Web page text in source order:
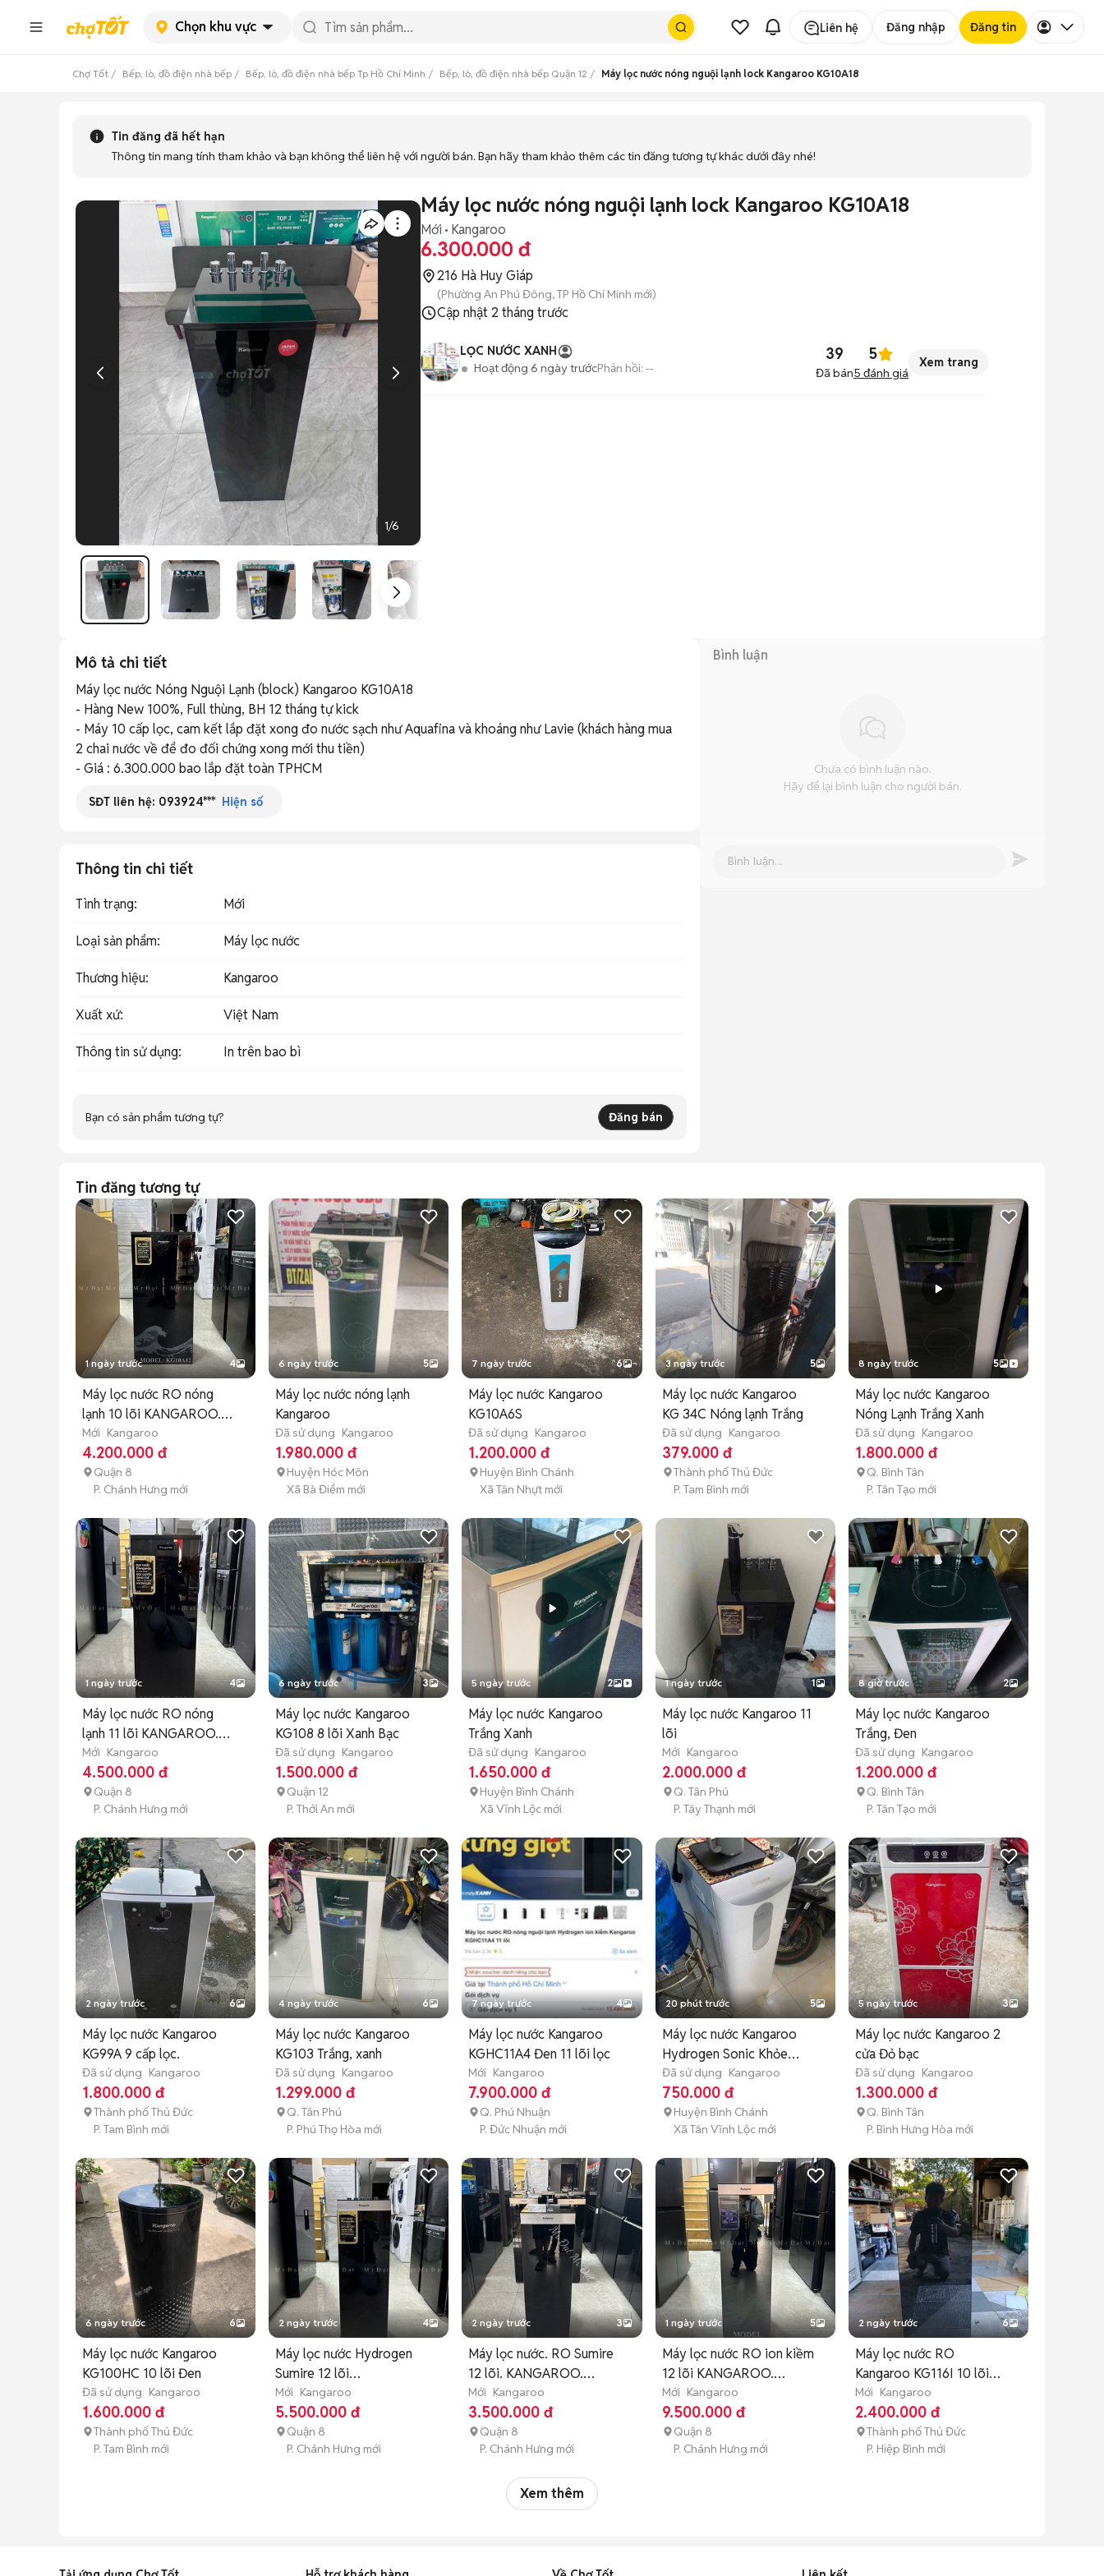
Chọn khu vực Liên hệ Đăng nhập Đăng tin
Chợ Tốt Bếp, lò, đồ điện nhà bếp Bếp, lò, đồ điện nhà bếp Tp Hồ Chí Minh Bếp, lò, đồ điện nhà bếp Quận 12 Máy lọc nước nóng nguội lạnh lock Kangaroo KG10A18
Tin đăng đã hết hạn
Thông tin mang tính tham khảo và bạn không thể liên hệ với người bán. Bạn hãy tham khảo thêm các tin đăng tương tự khác dưới đây nhé!
1/6
Máy lọc nước nóng nguội lạnh lock Kangaroo KG10A18
Mới Kangaroo
6.300.000 đ
216 Hà Huy Giáp
(Phường An Phú Đông, TP Hồ Chí Minh mới)
Cập nhật2 tháng trước
LỌC NƯỚC XANH
Hoạt động 6 ngày trướcPhản hồi: --
39
Đã bán
5
5 đánh giá
Xem trang
Mô tả chi tiết
Máy lọc nước Nóng Nguội Lạnh (block) Kangaroo KG10A18
- Hàng New 100%, Full thùng, BH 12 tháng tự kick
- Máy 10 cấp lọc, cam kết lắp đặt xong đo nước sạch như Aquafina và khoáng như Lavie (khách hàng mua
2 chai nước về để đo đối chứng xong mới thu tiền)
- Giá : 6.300.000 bao lắp đặt toàn TPHCM
SĐT liên hệ: 093924*** Hiện số
Thông tin chi tiết
Tình trạng: Mới
Loại sản phẩm: Máy lọc nước
Thương hiệu: Kangaroo
Xuất xứ: Việt Nam
Thông tin sử dụng: In trên bao bì
Bạn có sản phẩm tương tự? Đăng bán
Bình luận
Chưa có bình luận nào.
Hãy để lại bình luận cho người bán.
Tin đăng tương tự
1 ngày trước 4
Máy lọc nước RO nóng
lạnh 10 lõi KANGAROO.
KG10A12
Mới Kangaroo
4.200.000 đ
Quận 8
P. Chánh Hưng mới
6 ngày trước 5
Máy lọc nước nóng lạnh
Kangaroo
Đã sử dụng Kangaroo
1.980.000 đ
Huyện Hóc Môn
Xã Bà Điểm mới
7 ngày trước 6
Máy lọc nước Kangaroo
KG10A6S
Đã sử dụng Kangaroo
1.200.000 đ
Huyện Bình Chánh
Xã Tân Nhựt mới
3 ngày trước 5
Máy lọc nước Kangaroo
KG 34C Nóng lạnh Trắng
Đã sử dụng Kangaroo
379.000 đ
Thành phố Thủ Đức
P. Tam Bình mới
8 ngày trước 5
Máy lọc nước Kangaroo
Nóng Lạnh Trắng Xanh
Đã sử dụng Kangaroo
1.800.000 đ
Q. Bình Tân
P. Tân Tạo mới
1 ngày trước 4
Máy lọc nước RO nóng
lạnh 11 lõi KANGAROO.
KG11A2
Mới Kangaroo
4.500.000 đ
Quận 8
P. Chánh Hưng mới
6 ngày trước 3
Máy lọc nước Kangaroo
KG108 8 lõi Xanh Bạc
Đã sử dụng Kangaroo
1.500.000 đ
Quận 12
P. Thới An mới
5 ngày trước 2
Máy lọc nước Kangaroo
Trắng Xanh
Đã sử dụng Kangaroo
1.650.000 đ
Huyện Bình Chánh
Xã Vĩnh Lộc mới
1 ngày trước 1
Máy lọc nước Kangaroo 11
lõi
Mới Kangaroo
2.000.000 đ
Q. Tân Phú
P. Tây Thạnh mới
8 giờ trước 2
Máy lọc nước Kangaroo
Trắng, Đen
Đã sử dụng Kangaroo
1.200.000 đ
Q. Bình Tân
P. Tân Tạo mới
2 ngày trước 6
Máy lọc nước Kangaroo
KG99A 9 cấp lọc.
Đã sử dụng Kangaroo
1.800.000 đ
Thành phố Thủ Đức
P. Tam Bình mới
4 ngày trước 6
Máy lọc nước Kangaroo
KG103 Trắng, xanh
Đã sử dụng Kangaroo
1.299.000 đ
Q. Tân Phú
P. Phú Thọ Hòa mới
7 ngày trước 4
Máy lọc nước Kangaroo
KGHC11A4 Đen 11 lõi lọc
Mới Kangaroo
7.900.000 đ
Q. Phú Nhuận
P. Đức Nhuận mới
20 phút trước 5
Máy lọc nước Kangaroo
Hydrogen Sonic Khỏe
Trắng
Đã sử dụng Kangaroo
750.000 đ
Huyện Bình Chánh
Xã Tân Vĩnh Lộc mới
5 ngày trước 3
Máy lọc nước Kangaroo 2
cửa Đỏ bạc
Đã sử dụng Kangaroo
1.300.000 đ
Q. Bình Tân
P. Bình Hưng Hòa mới
6 ngày trước 6
Máy lọc nước Kangaroo
KG100HC 10 lõi Đen
Đã sử dụng Kangaroo
1.600.000 đ
Thành phố Thủ Đức
P. Tam Bình mới
2 ngày trước 4
Máy lọc nước Hydrogen
Sumire 12 lõi
KANGAROO. 12A6
Mới Kangaroo
5.500.000 đ
Quận 8
P. Chánh Hưng mới
2 ngày trước 3
Máy lọc nước. RO Sumire
12 lõi. KANGAROO.
KG12NA
Mới Kangaroo
3.500.000 đ
Quận 8
P. Chánh Hưng mới
1 ngày trước 5
Máy lọc nước RO ion kiềm
12 lõi KANGAROO.
KGHC12A3
Mới Kangaroo
9.500.000 đ
Quận 8
P. Chánh Hưng mới
2 ngày trước 6
Máy lọc nước RO
Kangaroo KG116I 10 lõi
Việt Nam
Mới Kangaroo
2.400.000 đ
Thành phố Thủ Đức
P. Hiệp Bình mới
Xem thêm